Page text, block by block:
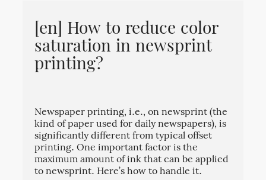
[en] How to reduce color
saturation in newsprint
printing?
Newspaper printing, i.e., on newsprint (the
kind of paper used for daily newspapers), is
significantly different from typical offset
printing. One important factor is the
maximum amount of ink that can be applied
to newsprint. Here’s how to handle it.